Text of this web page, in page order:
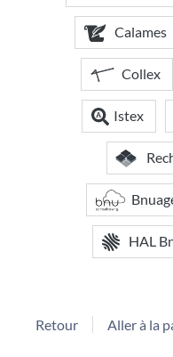
Calames
Collex
Istex
HAL
Retour Aller à la